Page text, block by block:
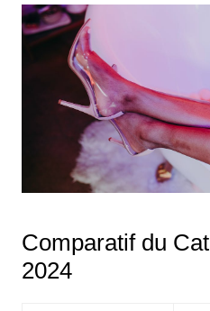
Comparatif du
2024